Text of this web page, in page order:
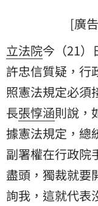
[廣
立法院今（21）
許忠信質疑，行
照憲法規定必須
長張惇涵則說，
據憲法規定，總
副署權在行政院
盡頭，獨裁就要
詢我，這就代表